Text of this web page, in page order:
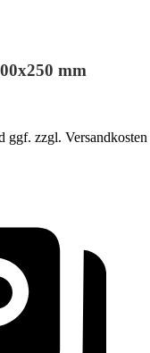
mm
zzgl. Versandkosten